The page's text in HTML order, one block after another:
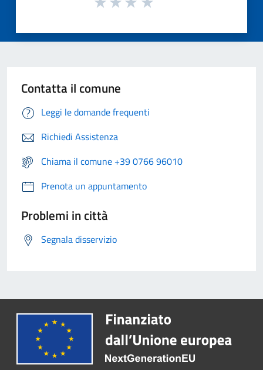
Contatta il comune
Leggi le domande frequenti
Richiedi Assistenza
Chiama il comune +39 0766 96010
Prenota un appuntamento
Problemi in città
Segnala disservizio